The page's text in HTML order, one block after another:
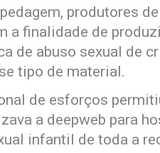
produtores
a finalidade de
de abuso sexual de
tipo de material.
de esforços
a deepweb para
infantil de toda a